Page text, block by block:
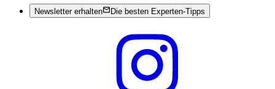
Newsletter erhalten Die besten Experten-Tipps